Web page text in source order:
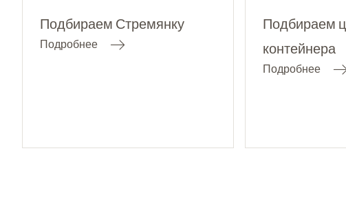
Подбираем Стремянку
Подробнее
Подбираем
контейнера
Подробнее